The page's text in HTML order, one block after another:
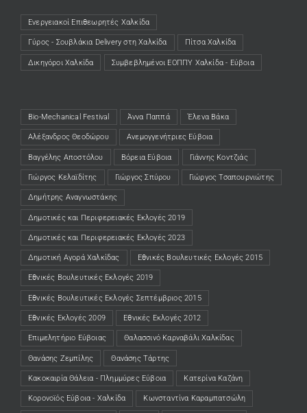
Ενεργειακοί Επιθεωρητές Χαλκίδα
(opens in a new tab)
Γύρος - Σουβλάκια Delivery στη Χαλκίδα
(opens in a new tab) Πίτσα Χαλκίδα
(opens in a new tab)
Δικηγόροι Χαλκίδα
(opens in a new tab) Συμβεβλημένοι ΕΟΠΠΥ Χαλκίδα - Εύβοια
(opens in a new tab)
Bio-Mechanical Festival Άννα Παππά Έλενα Βάκα
Αλέξανδρος Θεοδώρου Ανεμογγενήτριες Εύβοια
Βαγγέλης Αποστόλου Βόρεια Εύβοια Γιάννης Κοντζιάς
Γιώργος Κελαϊδίτης Γιώργος Σπύρου Γιώργος Τσαπουρνιώτης
Δημήτρης Αναγνωστάκης
Δημοτικές και Περιφερειακές Εκλογές 2019
Δημοτικές και Περιφερειακές Εκλογές 2023
Δημοτική Αγορά Χαλκίδας Εθνικές Βουλευτικές Εκλογές 2015
Εθνικές Βουλευτικές Εκλογές 2019
Εθνικές Βουλευτικές Εκλογές Σεπτέμβριος 2015
Εθνικές Εκλογές 2009 Εθνικές Εκλογές 2012
Επιμελητήριο Εύβοιας Θαλασσινό Καρναβάλι Χαλκίδας
Θανάσης Ζεμπίλης Θανάσης Τάρτης
Κακοκαιρία Θάλεια - Πλημμύρες Εύβοια Κατερίνα Καζάνη
Κορονοϊός Εύβοια - Χαλκίδα Κωνσταντίνα Καραμπατσώλη